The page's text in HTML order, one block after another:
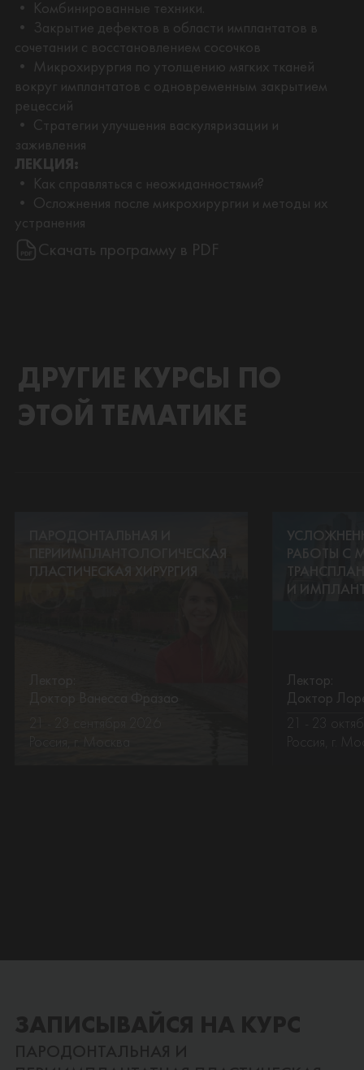
• Комбинированные техники.
• Закрытие дефектов в области имплантатов в
сочетании с восстановлением сосочков
• Микрохирургия по утолщению мягких тканей
вокруг имплантатов с одновременным закрытием
рецессий
• Стратегии улучшения васкуляризации и
заживления
ЛЕКЦИЯ:
• Как справляться с неожиданностями?
• Осложнения после микрохирургии и методы их
устранения
Скачать программу в PDF
ДРУГИЕ КУРСЫ ПО
ЭТОЙ ТЕМАТИКЕ
ПЕРИИМПЛАНТОЛОГИЧЕСКАЯ
ПЛАСТИЧЕСКАЯ ХИРУРГИЯ
Доктор Ванесса Фразао
РАБОТЫ С
И
Лектор:
Доктор
21 - 23
Россия, г.